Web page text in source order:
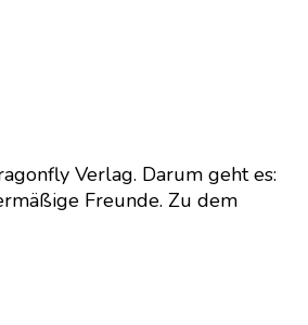
Verlag. Darum geht es:
Freunde. Zu dem